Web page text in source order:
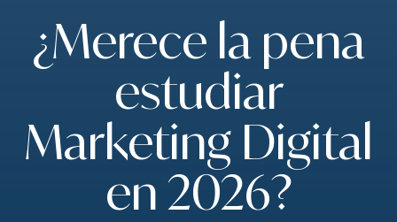
¿Merece la pena
estudiar
Marketing Digital
en 2026?